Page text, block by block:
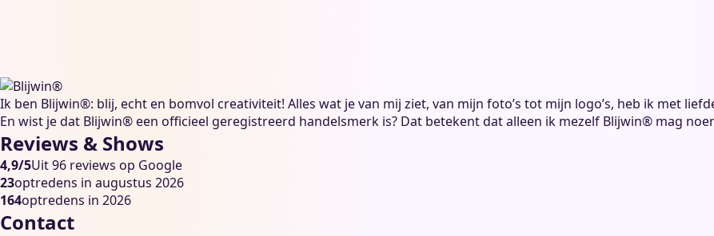
Ik ben Blijwin®: blij, echt en bomvol creativiteit! Alles wat je van mij ziet, van mijn foto’s tot mijn logo’s, heb ik met
En wist je dat Blijwin® een officieel geregistreerd handelsmerk is? Dat betekent dat alleen ik mezelf Blijwin® mag
Reviews & Shows
4,9/5Uit 96 reviews op Google
23optredens in augustus 2026
164optredens in 2026
Contact